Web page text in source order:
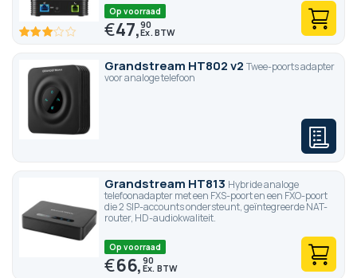
60 100
Op voorraad
€47,90
Grandstream HT802 v2 Twee-poorts adapter
voor analoge telefoon
Grandstream HT813 Hybride analoge
telefoonadapter met een FXS-poort en een FXO-poort
die 2 SIP-accounts ondersteunt, geïntegreerde NAT-
router, HD-audiokwaliteit.
Op voorraad
€66,90